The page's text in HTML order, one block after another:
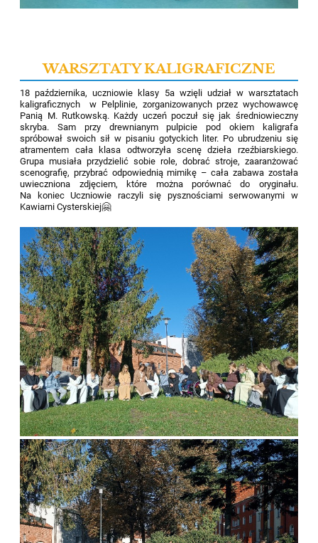
WARSZTATY KALIGRAFICZNE
18 października, uczniowie klasy 5a wzięli udział w warsztatach
kaligraficznych
w Pelplinie, zorganizowanychprzez wychowawcę
Panią M. Rutkowską. Każdy uczeń poczuł się jak średniowieczny
skryba. Sam przy drewnianym pulpicie pod okiem kaligrafa
spróbował swoich sił w pisaniu gotyckich liter. Po ubrudzeniu się
atramentem cała klasa odtworzyła scenę dzieła rzeźbiarskiego.
Grupa musiała przydzielić sobie role, dobrać stroje, zaaranżować
scenografię, przybrać odpowiednią mimikę – cała zabawa została
uwieczniona zdjęciem, które można porównać do oryginału.
Na koniec Uczniowie raczyli się pysznościami serwowanymi w
Kawiarni Cysterskiej🤗